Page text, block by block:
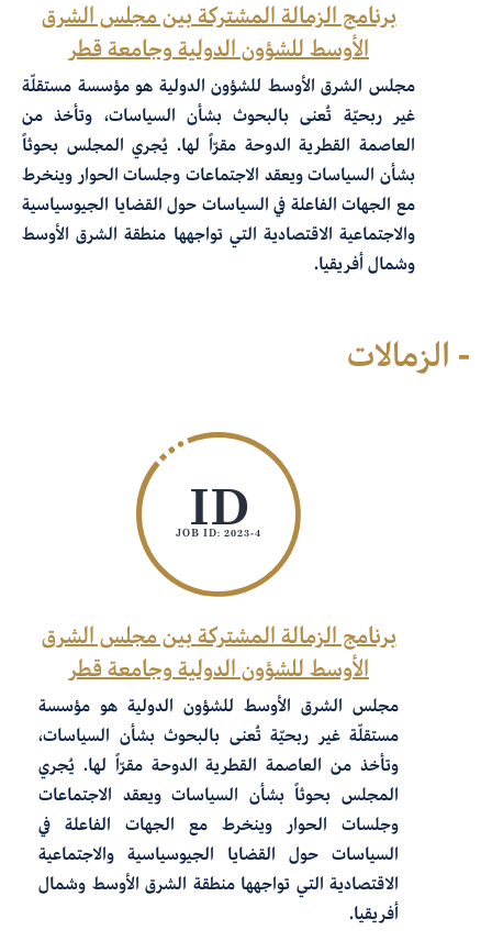
برنامج الزمالة المشتركة بين مجلس الشرق
الأوسط للشؤون الدولية وجامعة قطر
مجلس الشرق الأوسط للشؤون الدولية هو مؤسسة مستقلّة
غير ربحيّة تُعنى بالبحوث بشأن السياسات، وتأخذ من
العاصمة القطرية الدوحة مقرّاً لها. يُجري المجلس بحوثاً
بشأن السياسات ويعقد الاجتماعات وجلسات الحوار وينخرط
مع الجهات الفاعلة في السياسات حول القضايا الجيوسياسية
والاجتماعية الاقتصادية التي تواجهها منطقة الشرق الأوسط
وشمال أفريقيا.
- الزمالات
ID
JOB ID: 2023-4
برنامج الزمالة المشتركة بين مجلس الشرق
الأوسط للشؤون الدولية وجامعة قطر
مجلس الشرق الأوسط للشؤون الدولية هو مؤسسة
مستقلّة غير ربحيّة تُعنى بالبحوث بشأن السياسات،
وتأخذ من العاصمة القطرية الدوحة مقرّاً لها. يُجري
المجلس بحوثاً بشأن السياسات ويعقد الاجتماعات
وجلسات الحوار وينخرط مع الجهات الفاعلة في
السياسات حول القضايا الجيوسياسية والاجتماعية
الاقتصادية التي تواجهها منطقة الشرق الأوسط وشمال
أفريقيا.